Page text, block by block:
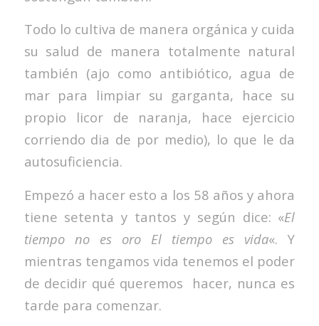
Todo lo cultiva de manera orgánica y cuida
su salud de manera totalmente natural
también (ajo como antibiótico, agua de
mar para limpiar su garganta, hace su
propio licor de naranja, hace ejercicio
corriendo dia de por medio), lo que le da
autosuficiencia.
Empezó a hacer esto a los 58 años y ahora
tiene setenta y tantos y según dice: «El
tiempo no es oro El tiempo es vida«. Y
mientras tengamos vida tenemos el poder
de decidir qué queremos hacer, nunca es
tarde para comenzar.